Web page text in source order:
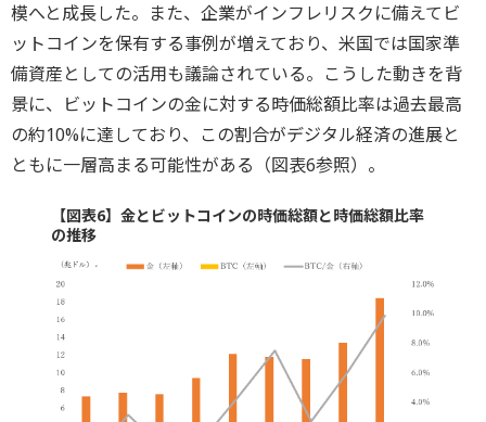
模へと成長した。また、企業がインフレリスクに備えてビ
ットコインを保有する事例が増えており、米国では国家準
備資産としての活用も議論されている。こうした動きを背
景に、ビットコインの金に対する時価総額比率は過去最高
の約10%に達しており、この割合がデジタル経済の進展と
ともに一層高まる可能性がある（図表6参照）。
【図表6】金とビットコインの時価総額と時価総額比率
の推移